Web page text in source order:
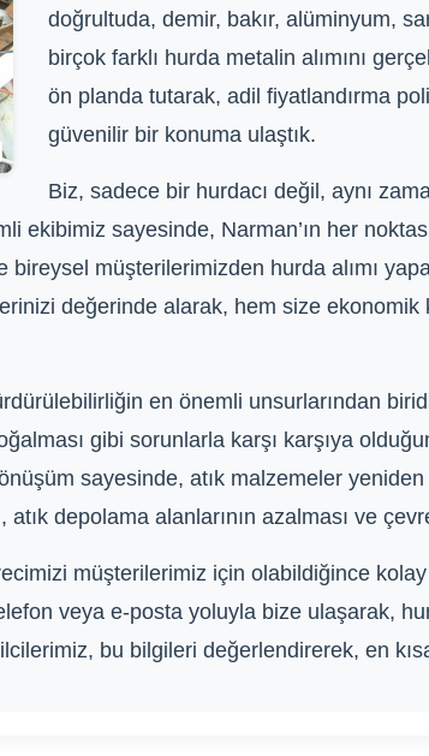
doğrultuda, demir, bakır, alüminyum,
birçok farklı hurda metalin alımını
ön planda tutarak, adil fiyatlandırma
güvenilir bir konuma ulaştık.
Biz, sadece bir hurdacı değil, aynı
ekibimiz sayesinde, Narman’ın her
müşterilerimizden hurda alımı
değerinde alarak, hem size
en önemli unsurlarından
gibi sorunlarla karşı karşıya
sayesinde, atık malzemeler yeniden
atık depolama alanlarının azalması ve
müşterilerimiz için olabildiğince
veya e-posta yoluyla bize ulaşarak,
bu bilgileri değerlendirerek, en